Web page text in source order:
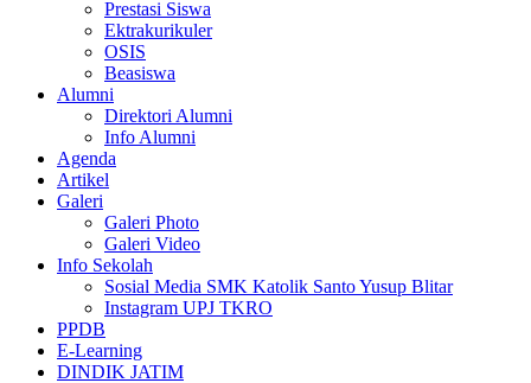
Prestasi Siswa
Ektrakurikuler
OSIS
Beasiswa
Alumni
Direktori Alumni
Info Alumni
Agenda
Artikel
Galeri
Galeri Photo
Galeri Video
Info Sekolah
Sosial Media SMK Katolik Santo Yusup Blitar
Instagram UPJ TKRO
PPDB
E-Learning
DINDIK JATIM